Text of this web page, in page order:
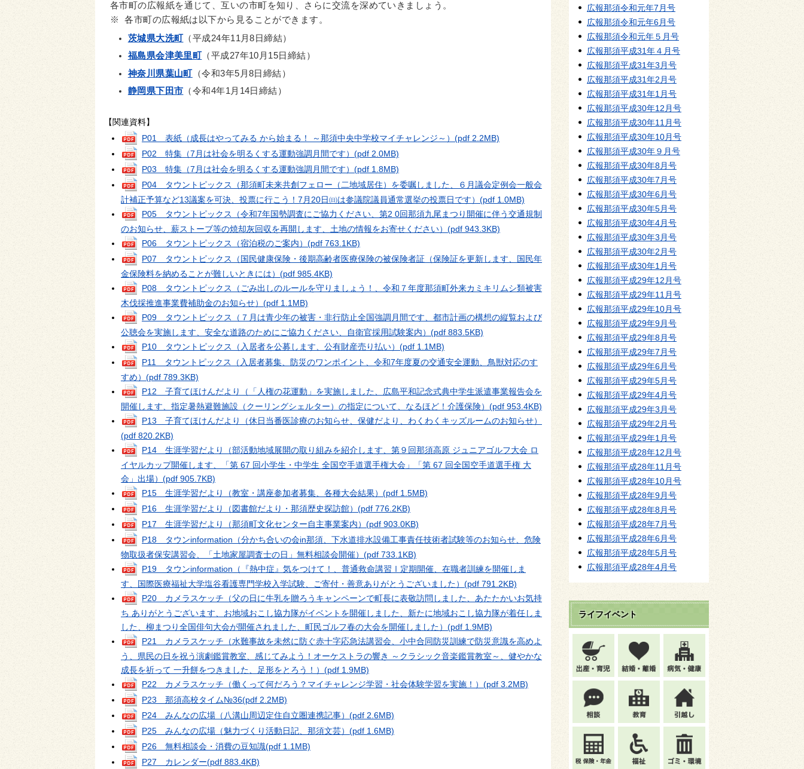
各市町の広報紙を通じて、互いの市町を知り、さらに交流を深めていきましょう。
※ 各市町の広報紙は以下から見ることができます。
茨城県大洗町 （平成24年11月8日締結）
福島県会津美里町 （平成27年10月15日締結）
神奈川県葉山町（令和3年5月8日締結）
静岡県下田市 （令和4年1月14日締結）
【関連資料】
P01 表紙（成長はやってみる から始まる！ ～那須中央中学校マイチャレンジ～） (pdf 2.2MB)
P02 特集（7月は社会を明るくする運動強調月間です） (pdf 2.0MB)
P03 特集（7月は社会を明るくする運動強調月間です） (pdf 1.8MB)
P04 タウントピックス（那須町未来共創フェロー（二地域居住）を委嘱しました、６月議会定例会一般会
計補正予算など13議案を可決、投票に行こう！7月20日㈰は参議院議員通常選挙の投票日です） (pdf 1.0MB)
P05 タウントピックス（令和7年国勢調査にご協力ください、第2 0回那須九尾まつり開催に伴う交通規制
のお知らせ、薪ストーブ等の焼却灰回収を再開します、土地の情報をお寄せください） (pdf 943.3KB)
P06 タウントピックス（宿泊税のご案内） (pdf 763.1KB)
P07 タウントピックス（国民健康保険・後期高齢者医療保険の被保険者証（保険証を更新します、国民年
金保険料を納めることが難しいときには） (pdf 985.4KB)
P08 タウントピックス（ごみ出しのルールを守りましょう！、令和７年度那須町外来カミキリムシ類被害
木伐採推進事業費補助金のお知らせ） (pdf 1.1MB)
P09 タウントピックス（７月は青少年の被害・非行防止全国強調月間です、都市計画の構想の縦覧および
公聴会を実施します、安全な道路のためにご協力ください、自衛官採用試験案内） (pdf 883.5KB)
P10 タウントピックス（入居者を公募します、公有財産売り払い） (pdf 1.1MB)
P11 タウントピックス（入居者募集、防災のワンポイント、令和7年度夏の交通安全運動、鳥獣対応のす
すめ） (pdf 789.3KB)
P12 子育てほけんだより（「人権の花運動」を実施しました、広島平和記念式典中学生派遣事業報告会を
開催します、指定暑熱避難施設（クーリングシェルター）の指定について、なるほど！介護保険） (pdf 953.4KB)
P13 子育てほけんだより（休日当番医診療のお知らせ、保健だより、わくわくキッズルームのお知らせ）
(pdf 820.2KB)
P14 生涯学習だより（部活動地域展開の取り組みを紹介します、第９回那須高原 ジュニアゴルフ大会 ロ
イヤルカップ開催します、「第 67 回小学生・中学生 全国空手道選手権大会」「第 67 回全国空手道選手権 大
会」出場） (pdf 905.7KB)
P15 生涯学習だより（教室・講座参加者募集、各種大会結果） (pdf 1.5MB)
P16 生涯学習だより（図書館だより・那須歴史探訪館） (pdf 776.2KB)
P17 生涯学習だより（那須町文化センター自主事業案内） (pdf 903.0KB)
P18 タウンinformation（分かち合いの会in那須、下水道排水設備工事責任技術者試験等のお知らせ、危険
物取扱者保安講習会、「土地家屋調査士の日」無料相談会開催） (pdf 733.1KB)
P19 タウンinformation（『熱中症』気をつけて！、普通救命講習Ⅰ定期開催、在職者訓練を開催しま
す、国際医療福祉大学塩谷看護専門学校入学試験、ご寄付・善意ありがとうございました） (pdf 791.2KB)
P20 カメラスケッチ（父の日に牛乳を贈ろうキャンペーンで町長に表敬訪問しました、あたたかいお気持
ち ありがとうございます、お地域おこし協力隊がイベントを開催しました、新たに地域おこし協力隊が着任しま
した、柳まつり全国俳句大会が開催されました、町民ゴルフ春の大会を開催しました） (pdf 1.9MB)
P21 カメラスケッチ（水難事故を未然に防ぐ赤十字応急法講習会、小中合同防災訓練で防災意識を高めよ
う、県民の日を祝う演劇鑑賞教室、感じてみよう！オーケストラの響き ～クラシック音楽鑑賞教室～、健やかな
成長を祈って 一升餅をつきました、足形をとろう！） (pdf 1.9MB)
P22 カメラスケッチ（働くって何だろう？マイチャレンジ学習・社会体験学習を実施！） (pdf 3.2MB)
P23 那須高校タイム№36(pdf 2.2MB)
P24 みんなの広場（八溝山周辺定住自立圏連携記事） (pdf 2.6MB)
P25 みんなの広場（魅力づくり活動日記、那須文芸） (pdf 1.6MB)
P26 無料相談会・消費の豆知識(pdf 1.1MB)
P27 カレンダー(pdf 883.4KB)
広報那須令和元年7月号
広報那須令和元年6月号
広報那須令和元年５月号
広報那須平成31年４月号
広報那須平成31年3月号
広報那須平成31年2月号
広報那須平成31年1月号
広報那須平成30年12月号
広報那須平成30年11月号
広報那須平成30年10月号
広報那須平成30年９月号
広報那須平成30年8月号
広報那須平成30年7月号
広報那須平成30年6月号
広報那須平成30年5月号
広報那須平成30年4月号
広報那須平成30年3月号
広報那須平成30年2月号
広報那須平成30年1月号
広報那須平成29年12月号
広報那須平成29年11月号
広報那須平成29年10月号
広報那須平成29年9月号
広報那須平成29年8月号
広報那須平成29年7月号
広報那須平成29年6月号
広報那須平成29年5月号
広報那須平成29年4月号
広報那須平成29年3月号
広報那須平成29年2月号
広報那須平成29年1月号
広報那須平成28年12月号
広報那須平成28年11月号
広報那須平成28年10月号
広報那須平成28年9月号
広報那須平成28年8月号
広報那須平成28年7月号
広報那須平成28年6月号
広報那須平成28年5月号
広報那須平成28年4月号
ライフイベント